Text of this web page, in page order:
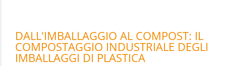
DALL'IMBALLAGGIO AL COMPOST: IL
COMPOSTAGGIO INDUSTRIALE DEGLI
IMBALLAGGI DI PLASTICA